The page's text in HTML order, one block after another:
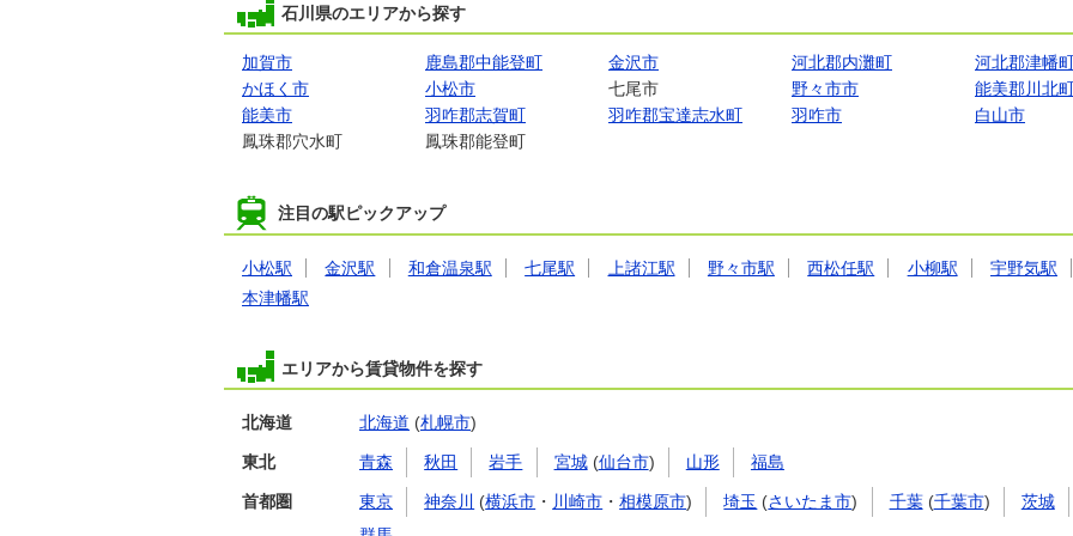
石川県のエリアから探す
加賀市 鹿島郡中能登町 金沢市 河北郡内灘町
河北郡津幡
かほく市
小松市 七尾市 野々市市
能美郡川北
能美市
羽咋郡志賀町 羽咋郡宝達志水町 羽咋市
白山市
鳳珠郡穴水町
鳳珠郡能登町
注目の駅ピックアップ
小松駅 金沢駅 和倉温泉駅 七尾駅 上諸江駅 野々市駅 西松任駅 小柳駅
宇野気駅
本津幡駅
エリアから賃貸物件を探す
北海道 北海道 (札幌市)
東北 青森 秋田 岩手 宮城(仙台市) 山形 福島
首都圏 東京 神奈川 (横浜市 ・ 川崎市 ・相模原市) 埼玉 (さいたま市) 千葉(千葉市) 茨城